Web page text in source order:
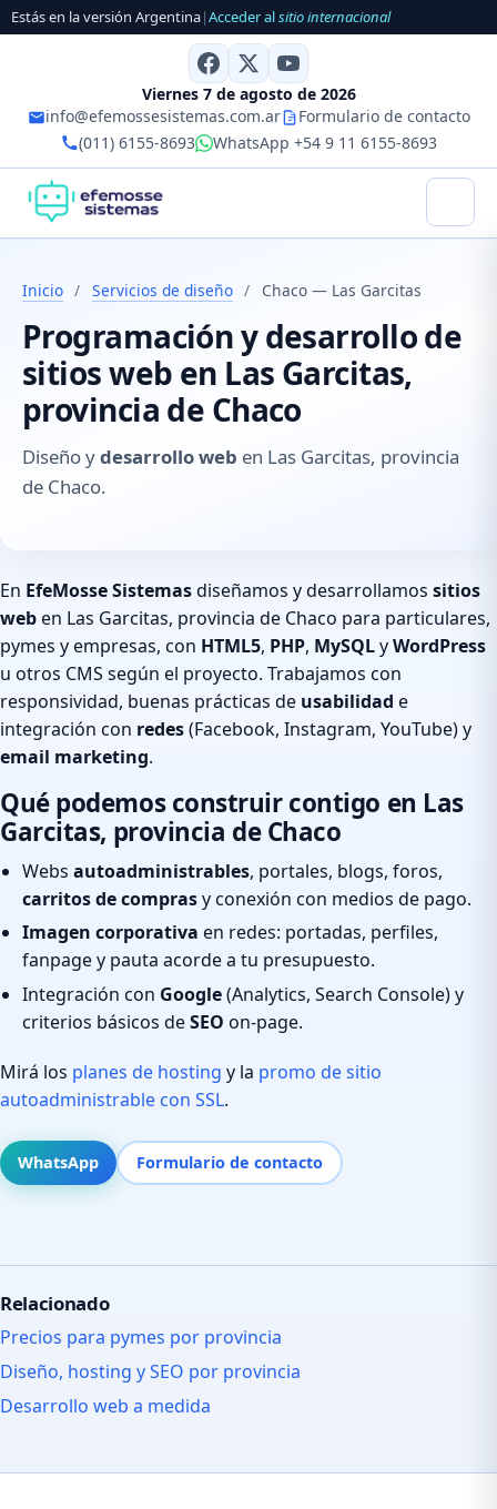
Estás en la versión Argentina|Acceder alsitio internacional
Viernes 7 de agosto de 2026
info@efemossesistemas.com.ar
Formulario de contacto
(011) 6155-8693
WhatsApp +54 9 11 6155-8693
Inicio / Servicios de diseño / Chaco — Las Garcitas
Programación y desarrollo de
sitios web en Las Garcitas,
provincia de Chaco
Diseño ydesarrollo web en Las Garcitas, provincia
de Chaco.
En EfeMosse Sistemasdiseñamos y desarrollamos sitios
weben Las Garcitas, provincia de Chaco para particulares,
pymes y empresas, con HTML5, PHP, MySQLyWordPress
u otros CMS según el proyecto. Trabajamos con
responsividad, buenas prácticas de usabilidad e
integración con redes(Facebook, Instagram, YouTube) y
email marketing.
Qué podemos construir contigo en Las
Garcitas, provincia de Chaco
Webs autoadministrables, portales, blogs, foros,
carritos de comprasy conexión con medios de pago.
Imagen corporativa en redes: portadas, perfiles,
fanpage y pauta acorde a tu presupuesto.
Integración con Google(Analytics, Search Console) y
criterios básicos deSEO on-page.
Mirá los planes de hosting y la promo de sitio
autoadministrable con SSL.
WhatsApp Formulario de contacto
Relacionado
Precios para pymes por provincia
Diseño, hosting y SEO por provincia
Desarrollo web a medida